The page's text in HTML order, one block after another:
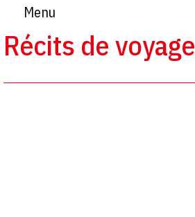
Menu
Récits de voyage